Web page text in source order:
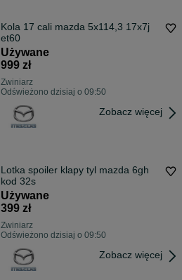
Kola 17 cali mazda 5x114,3 17x7j
et60
Używane
999 zł
Zwiniarz
Odświeżono dzisiaj o 09:50
Zobacz więcej
Lotka spoiler klapy tyl mazda 6gh
kod 32s
Używane
399 zł
Zwiniarz
Odświeżono dzisiaj o 09:50
Zobacz więcej